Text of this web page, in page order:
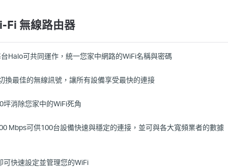
Fi 無線路由器
Halo可共同運作，統一您家中網路的WiFi名稱與密碼
換最佳的無線訊號，讓所有設備享受最快的連接
坪消除您家中的WiFi死角
Mbps可供100台設備快速與穩定的連接，並可與各大寬頻業者的數據
可快速設定並管理您的WiFi